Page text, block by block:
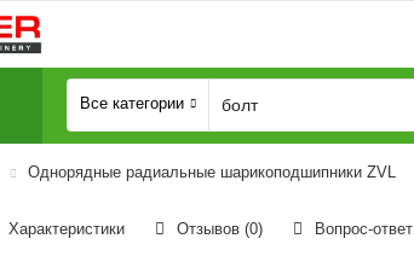
Все категории
Однорядные радиальные шарикоподшипники ZVL
Характеристики Отзывов (0) Вопрос-ответ